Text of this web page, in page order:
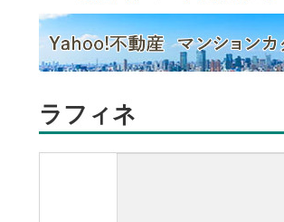
ラフィネ